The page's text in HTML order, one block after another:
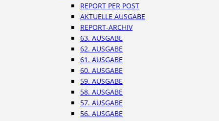
REPORT PER POST
AKTUELLE AUSGABE
REPORT-ARCHIV
63. AUSGABE
62. AUSGABE
61. AUSGABE
60. AUSGABE
59. AUSGABE
58. AUSGABE
57. AUSGABE
56. AUSGABE